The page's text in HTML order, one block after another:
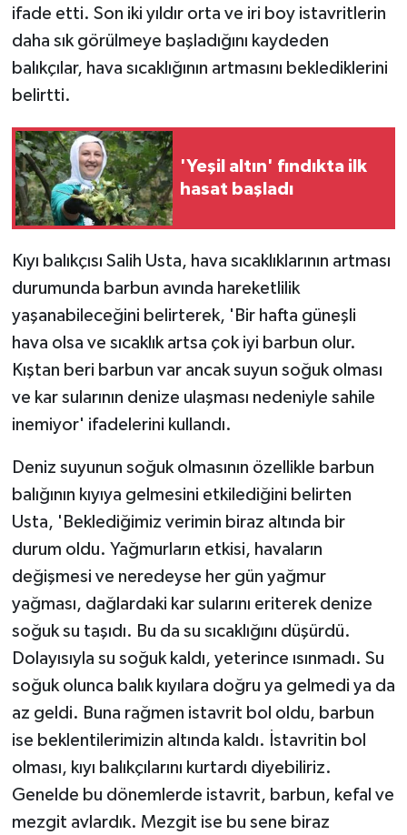
ifade etti. Son iki yıldır orta ve iri boy istavritlerin
daha sık görülmeye başladığını kaydeden
balıkçılar, hava sıcaklığının artmasını beklediklerini
belirtti.
'Yeşil altın' fındıkta ilk
hasat başladı
Kıyı balıkçısı Salih Usta, hava sıcaklıklarının artması
durumunda barbun avında hareketlilik
yaşanabileceğini belirterek, 'Bir hafta güneşli
hava olsa ve sıcaklık artsa çok iyi barbun olur.
Kıştan beri barbun var ancak suyun soğuk olması
ve kar sularının denize ulaşması nedeniyle sahile
inemiyor' ifadelerini kullandı.
Deniz suyunun soğuk olmasının özellikle barbun
balığının kıyıya gelmesini etkilediğini belirten
Usta, 'Beklediğimiz verimin biraz altında bir
durum oldu. Yağmurların etkisi, havaların
değişmesi ve neredeyse her gün yağmur
yağması, dağlardaki kar sularını eriterek denize
soğuk su taşıdı. Bu da su sıcaklığını düşürdü.
Dolayısıyla su soğuk kaldı, yeterince ısınmadı. Su
soğuk olunca balık kıyılara doğru ya gelmedi ya da
az geldi. Buna rağmen istavrit bol oldu, barbun
ise beklentilerimizin altında kaldı. İstavritin bol
olması, kıyı balıkçılarını kurtardı diyebiliriz.
Genelde bu dönemlerde istavrit, barbun, kefal ve
mezgit avlardık. Mezgit ise bu sene biraz